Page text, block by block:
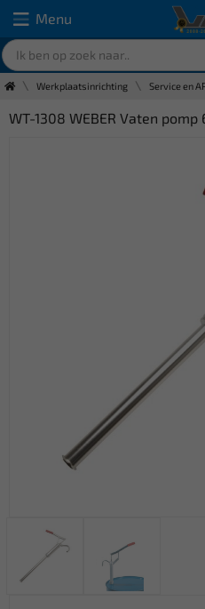
Menu
Werkplaatsinrichting Service en
WT-1308 WEBER Vaten